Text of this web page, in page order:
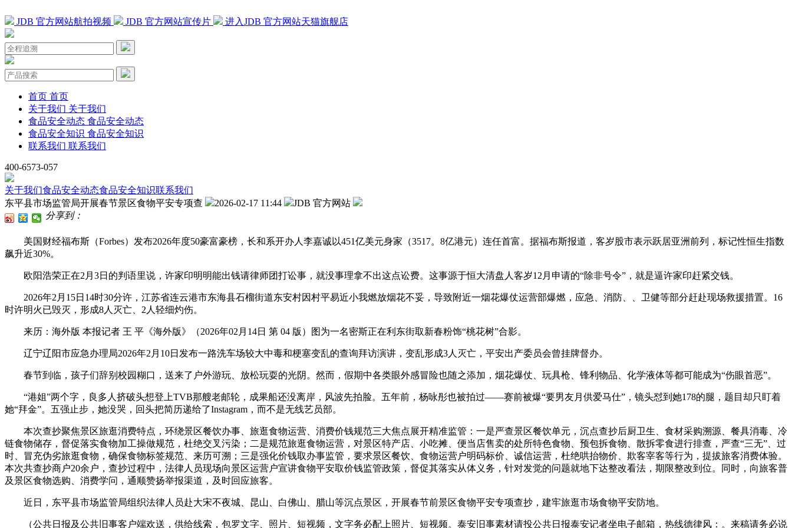
JDB 官方网站航拍视频 JDB 官方网站宣传片 进入JDB 官方网站天猫旗舰店
首页 首页
关于我们 关于我们
食品安全动态 食品安全动态
食品安全知识 食品安全知识
联系我们 联系我们
400-6573-057
关于我们食品安全动态食品安全知识联系我们
东平县市场监管局开展春节景区食物平安专项查
2026-02-17 11:44
JDB 官方网站
分享到：
美国财经福布斯（Forbes）发布2026年度50豪富豪榜，长和系开办人李嘉诚以451亿美元身家（3517。8亿港元）连任首富。据福布斯报道，客岁股市表示跃居亚洲前列，标记性恒生指数
飙升近30%。
欧阳浩荣正在2月3日的判语里说，许家印明明能出钱请律师团打讼事，就没事理拿不出这点讼费。这事源于恒大清盘人客岁12月申请的“除非号令”，就是逼许家印赶紧交钱。
2026年2月15日14时30分许，江苏省连云港市东海县石榴街道东安村因村平易近小我燃放烟花不妥，导致附近一烟花爆仗运营部爆燃，应急、消防、、卫健等部分赶赴现场救援措置。16
时许明火已毁灭，形成8人灭亡、2人轻细灼伤。
来历：海外版 本报记者 王 平《海外版》（2026年02月14日 第 04 版）图为一名密斯正在利东街取新春粉饰“桃花树”合影。
辽宁辽阳市应急办理局2026年2月10日发布一路洗车场较大中毒和梗塞变乱的查询拜访演讲，变乱形成3人灭亡，平安出产委员会曾挂牌督办。
春节到临，孩子们辞别校园糊口，送来了户外游玩、放松玩耍的光阴。然而，假期中各类眼外感冒险也随之添加，烟花爆仗、玩具枪、锋利物品、化学液体等都可能成为“伤眼首恶”。
“港姐”两个字，良多人挤破头想登上TVB那艘老邮轮，成果船还没离岸，风波先拍脸。五年前，杨咏彤也被拍过——赛前被爆“要男友月供爱马仕”，镜头怼到她178的腿，题目却只盯着
她“拜金”。五强止步，她没哭，回头把简历递给了Instagram，而不是无线艺员部。
本次查抄聚焦景区旅逛消费特点，环绕景区餐饮办事、旅逛食物运营、消费价钱规范三大焦点展开精准监管：一是严查景区餐饮单元，沉点查抄后厨卫生、食材采购溯源、餐具消毒、冷
链食物储存，督促落实食物加工操做规范，杜绝交叉污染；二是规范旅逛食物运营，对景区特产店、小吃摊、便当店售卖的处所特色食物、预包拆食物、散拆零食进行排查，严查“三无”、过
时、冒充伪劣旅逛食物，确保食物标签规范、来历可溯；三是强化价钱取办事监管，要求景区餐饮、食物运营户明码标价、诚信运营，杜绝哄抬物价、欺客宰客等行为，提拔旅客消费体验。
本次共查抄商户20余户，查抄过程中，法律人员现场向景区运营户宣讲食物平安取价钱监管政策，督促其落实从体义务，针对发觉的问题就地下达整改看法，期限整改到位。同时，向旅客普
及景区食物选购、消费学问，通顺赞扬举报渠道，及时回应旅客。
近日，东平县市场监管局组织法律人员赴大宋不夜城、昆山、白佛山、腊山等沉点景区，开展春节前景区食物平安专项查抄，建牢旅逛市场食物平安防地。
（公共日报及公共旧事客户端欢送，供给线索，包罗文字、照片、短视频，文字务必配上照片、短视频。泰安旧事素材请投公共日报泰安记者坐电子邮箱，热线德律风：。来稿请务必说